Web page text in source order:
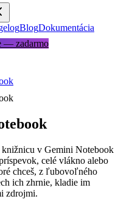
BlogDokumentácia
— zadarmo
v Gemini Notebook
celé vlákno alebo
chceš, z ľubovoľného
ich zhrnie, kladie im
zdrojmi.